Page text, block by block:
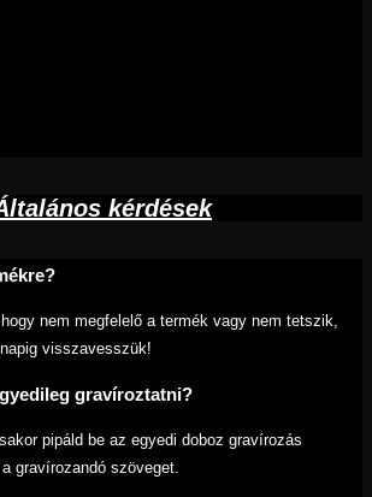
kérdések
nem megfelelő a termék vagy nem tetszik,
visszavesszük!
gravíroztatni?
pipáld be az egyedi doboz gravírozás
gravírozandó szöveget.